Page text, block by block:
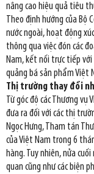
nâng cao hiệu quả tiêu
Theo định hướng của Bộ
nước ngoài, hoạt động
thông qua việc đón các
Nam, kết nối trực tiếp
quảng bá sản phẩm Việt
Thị trường thay đổi
Từ góc độ các Thương vụ
đưa ra đối với các thị
Ngọc Hưng, Tham tán
của Việt Nam trong 6
hàng. Tuy nhiên, nửa
quan cũng như các biện